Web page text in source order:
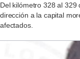
Del kilómetro 328 al 329
dirección a la capital
afectados.